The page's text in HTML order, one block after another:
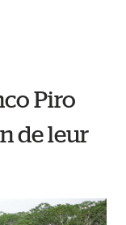
Piro
de leur